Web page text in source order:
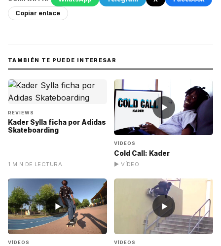
Copiar enlace
TAMBIÉN TE PUEDE INTERESAR
REVIEWS
Kader Sylla ficha por Adidas
Skateboarding
1 MIN DE LECTURA
▶
VÍDEOS
Cold Call: Kader
▶ VÍDEO
▶
VÍDEOS
▶
VÍDEOS